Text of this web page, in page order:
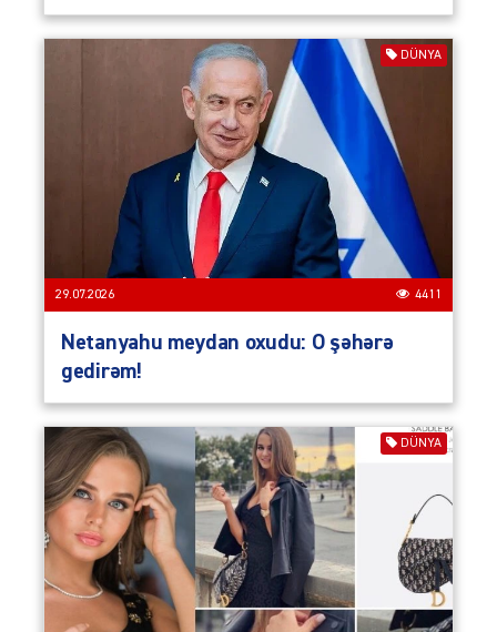
DÜNYA
29.07.2026 4411
Netanyahu meydan oxudu: O şəhərə
gedirəm!
DÜNYA